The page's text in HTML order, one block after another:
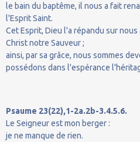
le bain du baptême, il nous a fait
l'Esprit Saint.
Cet Esprit, Dieu l'a répandu sur
Christ notre Sauveur ;
ainsi, par sa grâce, nous sommes
possédons dans l'espérance
Psaume 23(22),1-2a.2b-3.4.5.6.
Le Seigneur est mon berger :
je ne manque de rien.